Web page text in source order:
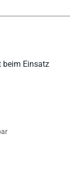
beim Einsatz